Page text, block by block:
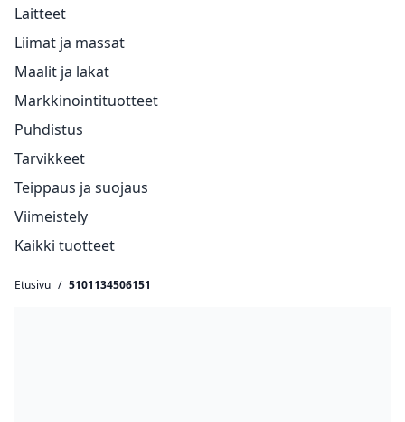
Laitteet
Liimat ja massat
Maalit ja lakat
Markkinointituotteet
Puhdistus
Tarvikkeet
Teippaus ja suojaus
Viimeistely
Kaikki tuotteet
Etusivu / 5101134506151